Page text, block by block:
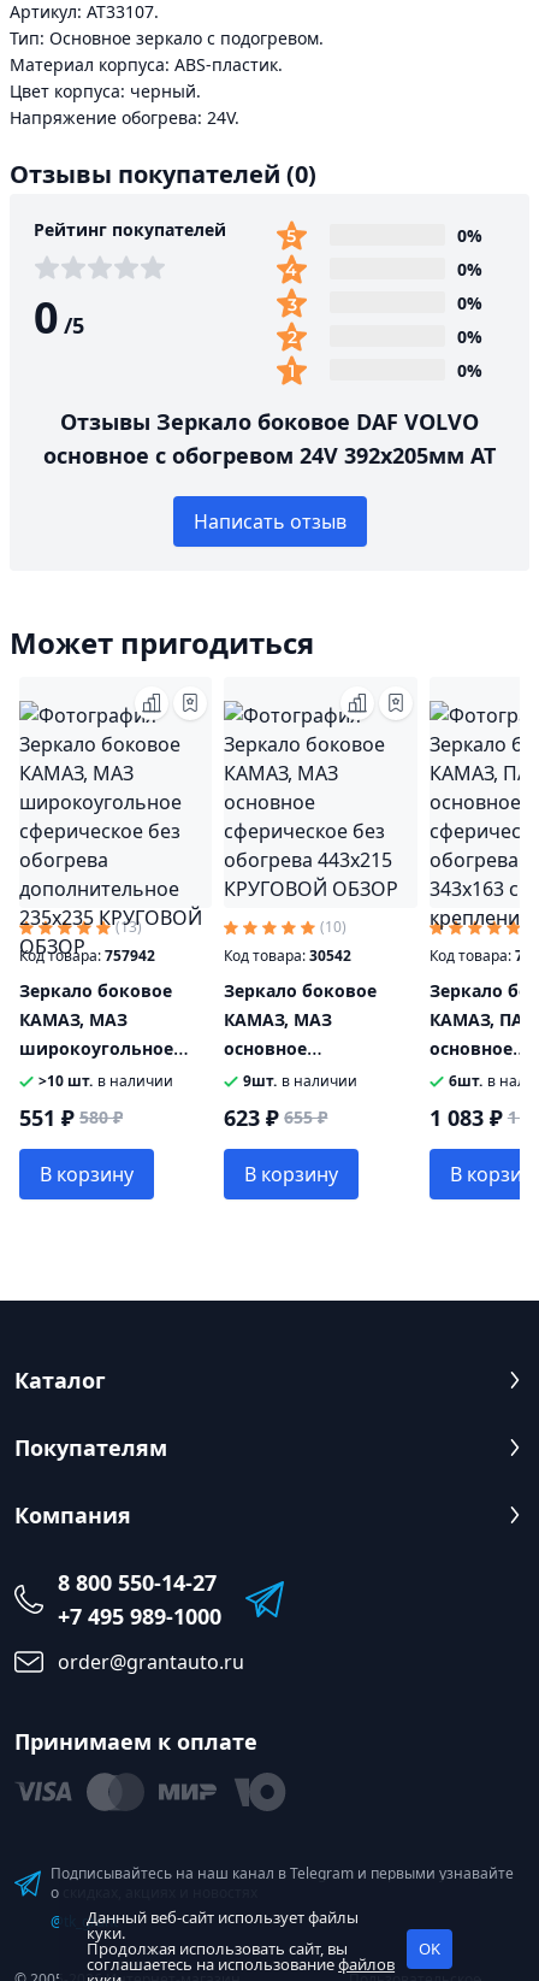
Артикул: AT33107.
Тип: Основное зеркало с подогревом.
Материал корпуса: ABS-пластик.
Цвет корпуса: черный.
Напряжение обогрева: 24V.
Отзывы покупателей (0)
Рейтинг покупателей
0 /5
0%
0%
0%
0%
0%
Отзывы Зеркало боковое DAF VOLVO
основное с обогревом 24V 392х205мм AT
Написать отзыв
Может пригодиться
(13)
Код товара:757942
Зеркало боковое
КАМАЗ, МАЗ
широкоугольное
сферическое без
обогрева
235х235 КРУГОВОЙ
ОБЗОР
>10 шт. в наличии
551 ₽ 580 ₽
В корзину
(10)
Код товара:30542
Зеркало боковое
КАМАЗ, МАЗ
основное
сферическое без
обогрева 443х215
9шт. в наличии
623 ₽ 655 ₽
В корзину
Код товара:
Зеркало
КАМАЗ,
основное
обогрева
6шт. в
1 083 ₽ 1
В
Каталог
Покупателям
Компания
8 800 550-14-27
+7 495 989-1000
order@grantauto.ru
Принимаем к оплате
Подписывайтесь на наш канал в Telegram и первыми узнавайте
о скидках, акциях и новостях
@tk_grantДанный веб-сайт использует файлы
куки.
Продолжая использовать сайт, вы
соглашаетесь на использованиефайлов
OK